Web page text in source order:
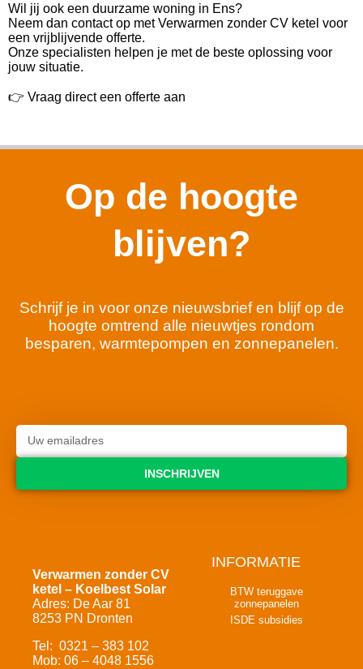
Wil jij ook een duurzame woning in Ens?
Neem dan contact op met Verwarmen zonder CV ketel voor
een vrijblijvende offerte.
Onze specialisten helpen je met de beste oplossing voor
jouw situatie.
👉 Vraag direct een offerte aan
Op de hoogte
blijven?
Schrijf je in voor onze nieuwsbrief en blijf op de
hoogte omtrend alle nieuwtjes rondom
besparen, warmtepompen en zonnepanelen.
INSCHRIJVEN
Verwarmen zonder CV
ketel – Koelbest Solar
Adres: De Aar 81
8253 PN Dronten
Tel: 0321 – 383 102
Mob: 06 – 4048 1556
INFORMATIE
BTW teruggave
zonnepanelen
ISDE subsidies